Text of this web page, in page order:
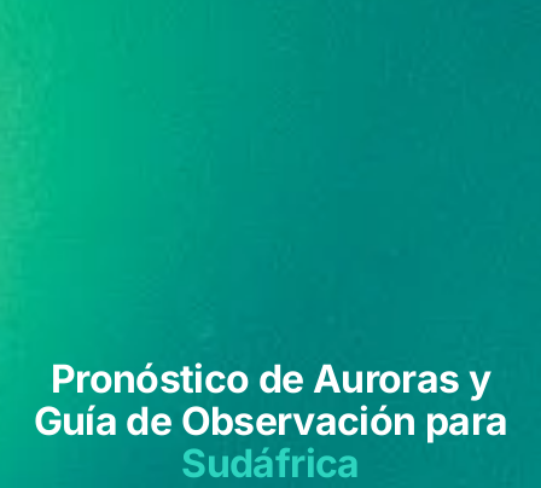
Pronóstico de Auroras y
Guía de Observación para
Sudáfrica